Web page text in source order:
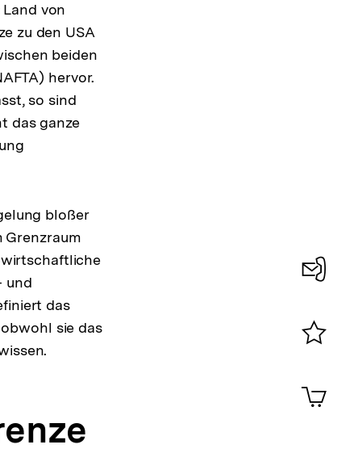
von
zu den USA
beiden
hervor.
so sind
das ganze
bloßer
Grenzraum
und
das
sie das